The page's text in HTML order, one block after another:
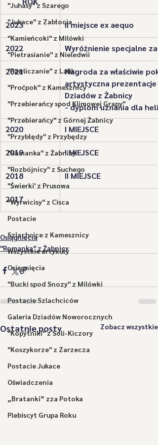
"Juhasy" z Szarego
"Jukace" z Zabłocia
"Kamieńcoki" z Milówki
"Pietrasianie" z Nieledwii
"Pawliczanie" z Lalik
"Proćpok" z Kamesznicy
"Przebierańcy spod Klimowej Grapy"
"Przebierańcy" z Górnej Żabnicy
"Przybłędy" z Przybędzy
"Romanka" z Żabnicy
"Rozbójnicy" z Suchego
"Świerki' z Prusowa
"Wyrwicisy" z Cisca
Postacie
Szlachcice z Kamesznicy
Wszystkie artykuły
Osiągnięcia
"Bucki spod Snozy" z Milówki
Postacie Szlachciców
Galeria Dziadów Noworocznych
"Kopytniki" z Soli-Kiczory
"Koszykorze" z Zarzecza
Postacie Jukace
Oświadczenia
„Bratanki” zza Potoka
Plebiscyt Grupa Roku
2023 II miejsce ex aequo
2022 Wyróżnienie specjalne
2021
Nagroda za właściwie
artystyczna
Dziadów z Żabnicy
- dyplom uznania dla
2020 I MIEJSCE
2019 I MIEJSCE
2018 II MIEJSCE
​2017
Osiągnięcia
"Romanka" z Żabnicy
Ostatnie posty Zobacz wszystkie